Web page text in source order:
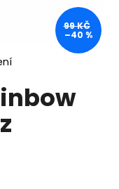
99 KČ
–40 %